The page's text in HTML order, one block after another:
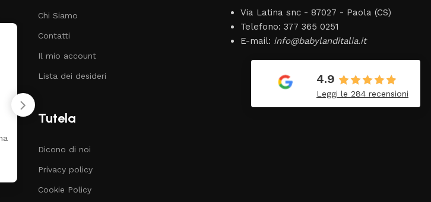
federica
24 Luglio 2026
giorni. Prezzo ottimi
Claudia Marongiu
Chi Siamo
Contatti
Il mio account
Lista dei desideri
Tutela
Dicono di noi
Privacy policy
Cookie Policy
Via Latina snc - 87027 - Paola (CS)
Telefono: 377 365 0251
E-mail: info@babylanditalia.it
4.9
Leggi le 284 recensioni